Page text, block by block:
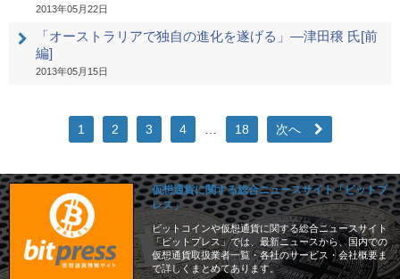
2013年05月22日
「オーストラリアで独自の進化を遂げる」―津田穣 氏[前
編]
2013年05月15日
1 2 3 4 18 次へ
仮想通貨に関する総合ニュースサイト「ビットプ
レス」
ビットコインや仮想通貨に関する総合ニュースサイト
「ビットプレス」では、最新ニュースから、国内での
仮想通貨取扱業者一覧・各社のサービス・会社概要ま
で詳しくまとめてあります。